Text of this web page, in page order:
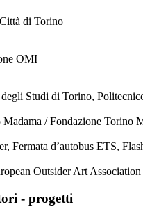
di Torino
OMI
Studi di Torino,
/ Fondazione Torino
Fermata d’autobus ETS,
Outsider Art
- progetti